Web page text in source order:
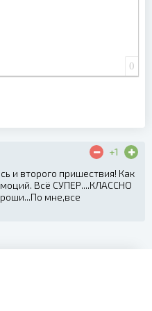
0
+1
и второго пришествия! Как
Всё СУПЕР....КЛАССНО
мне,все